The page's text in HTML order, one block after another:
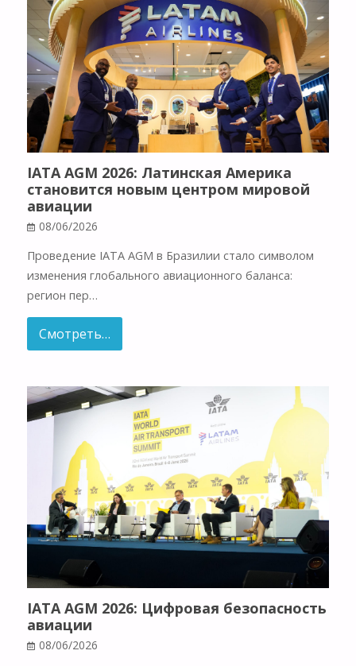
IATA AGM 2026: Латинская Америка
становится новым центром мировой
авиации
08/06/2026
Проведение IATA AGM в Бразилии стало символом
изменения глобального авиационного баланса:
регион пер…
Смотреть…
IATA AGM 2026: Цифровая безопасность
авиации
08/06/2026